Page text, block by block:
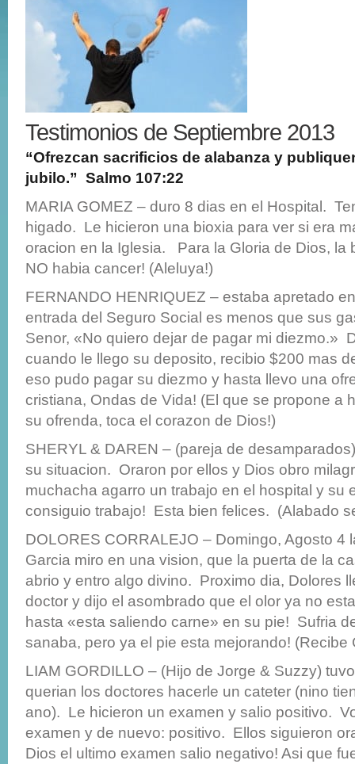
Testimonios de Septiembre 2013
“Ofrezcan sacrificios de alabanza y
jubilo.” Salmo 107:22
MARIA GOMEZ – duro 8 dias en el Hospital.
higado. Le hicieron una bioxia para ver si era
oracion en la Iglesia. Para la Gloria de Dios, la
NO habia cancer! (Aleluya!)
FERNANDO HENRIQUEZ – estaba apretado
entrada del Seguro Social es menos que sus
Senor, «No quiero dejar de pagar mi diezmo.»
cuando le llego su deposito, recibio $200 mas
eso pudo pagar su diezmo y hasta llevo una
cristiana, Ondas de Vida! (El que se propone a
su ofrenda, toca el corazon de Dios!)
SHERYL & DAREN – (pareja de
su situacion. Oraron por ellos y Dios obro
muchacha agarro un trabajo en el hospital y su
consiguio trabajo! Esta bien felices. (Alabado
DOLORES CORRALEJO – Domingo, Agosto 4
Garcia miro en una vision, que la puerta de la
abrio y entro algo divino. Proximo dia, Dolores
doctor y dijo el asombrado que el olor ya no
hasta «esta saliendo carne» en su pie! Sufria
sanaba, pero ya el pie esta mejorando! (Recibe
LIAM GORDILLO – (Hijo de Jorge & Suzzy)
querian los doctores hacerle un cateter (nino
ano). Le hicieron un examen y salio positivo.
examen y de nuevo: positivo. Ellos siguieron
Dios el ultimo examen salio negativo! Asi que